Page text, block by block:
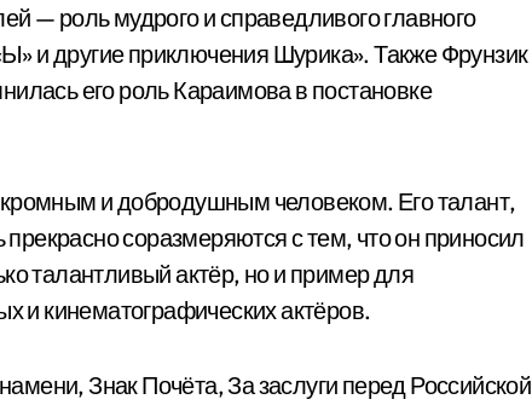
— роль мудрого и справедливого главного
и другие приключения Шурика». Также Фрунзик
его роль Караимова в постановке
и добродушным человеком. Его талант,
соразмеряются с тем, что он приносил
талантливый актёр, но и пример для
и кинематографических актёров.
Знак Почёта, За заслуги перед Российской